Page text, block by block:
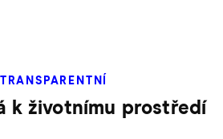
k životnímu prostředí